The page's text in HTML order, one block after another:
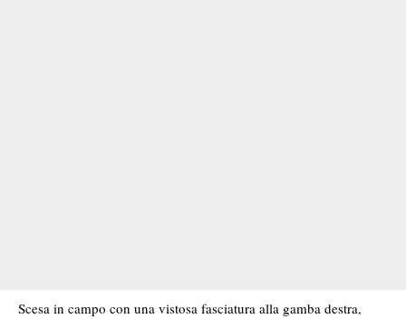
Scesa in campo con una vistosa fasciatura alla gamba destra,